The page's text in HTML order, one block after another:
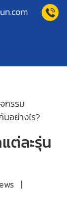
กรรม
อย่างไร?
ต่ละรุ่น
|